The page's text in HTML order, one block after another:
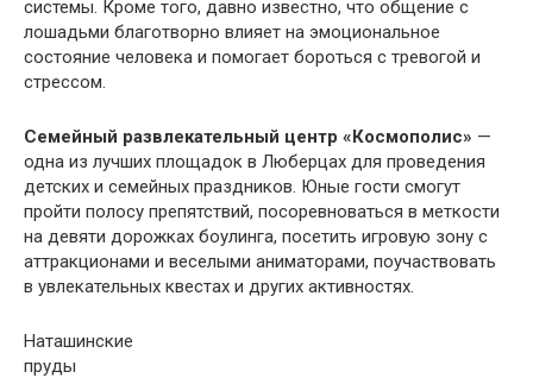
системы. Кроме того, давно известно, что общение с
лошадьми благотворно влияет на эмоциональное
состояние человека и помогает бороться с тревогой и
стрессом.
Семейный развлекательный центр «Космополис» —
одна из лучших площадок в Люберцах для проведения
детских и семейных праздников. Юные гости смогут
пройти полосу препятствий, посоревноваться в меткости
на девяти дорожках боулинга, посетить игровую зону с
аттракционами и веселыми аниматорами, поучаствовать
в увлекательных квестах и других активностях.
Наташинские
пруды